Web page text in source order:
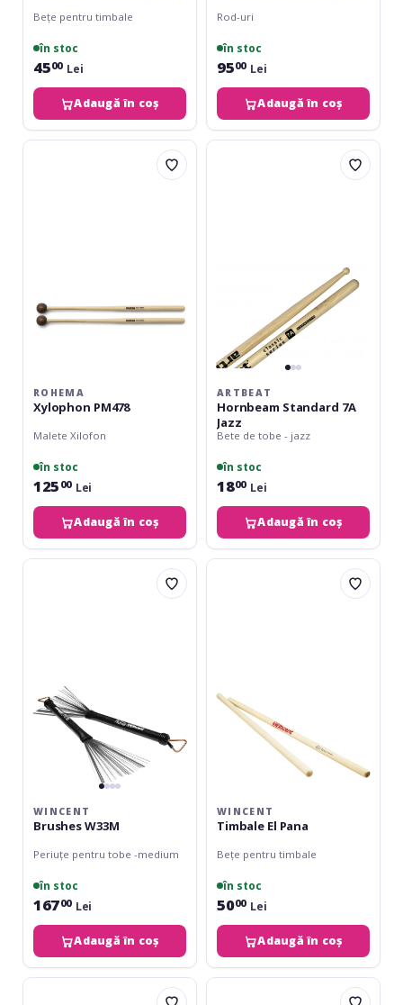
Bețe pentru timbale
în stoc
4500 Lei
Adaugă în coș
Rod-uri
în stoc
9500 Lei
Adaugă în coș
Rohema
ROHEMA
Xylophon PM478
Malete Xilofon
în stoc
125 00 Lei
Adaugă în coș
Artbeat
ARTBEAT
Hornbeam Standard 7A
Jazz
Bete de tobe - jazz
în stoc
1800 Lei
Adaugă în coș
Wincent
WINCENT
Brushes W33M
Periuțe pentru tobe -medium
în stoc
16700 Lei
Adaugă în coș
Wincent
WINCENT
Timbale El Pana
Bețe pentru timbale
în stoc
5000 Lei
Adaugă în coș
Artbeat
Rohema